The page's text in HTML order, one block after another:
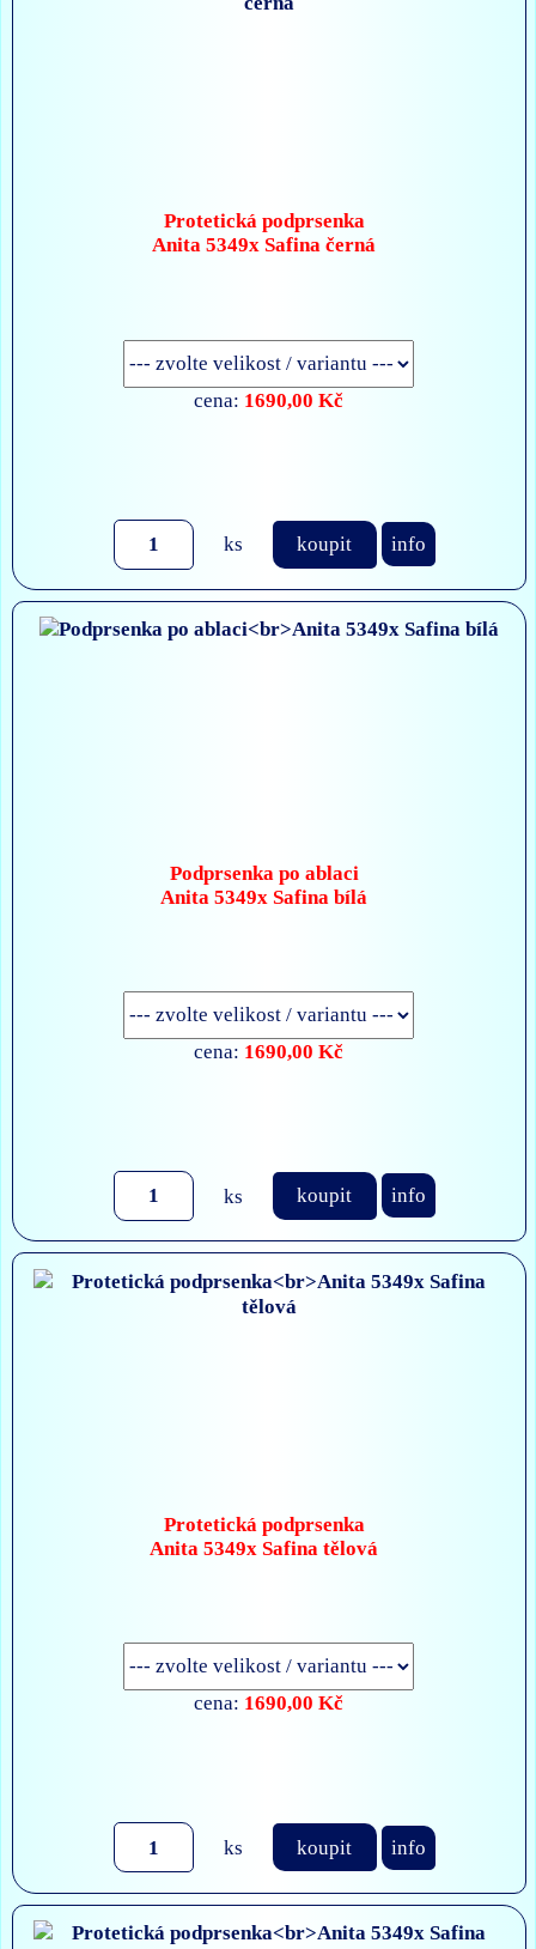
Protetická podprsenka
Anita 5349x Safina černá
cena: 1690,00 Kč
ks koupit info
Podprsenka po ablaci
Anita 5349x Safina bílá
cena: 1690,00 Kč
ks koupit info
Protetická podprsenka
Anita 5349x Safina tělová
cena: 1690,00 Kč
ks koupit info